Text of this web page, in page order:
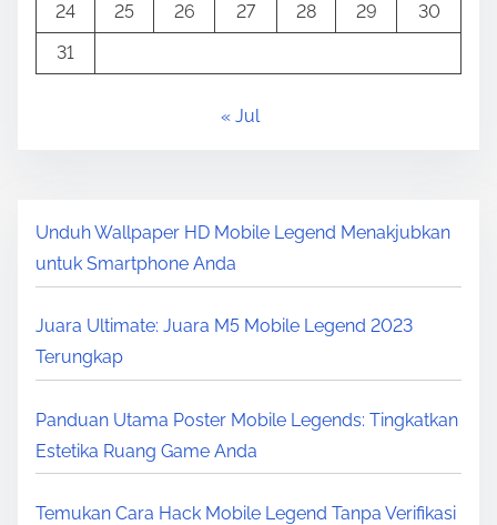
24
25 26 27 28 29
30
31
« Jul
Unduh Wallpaper HD Mobile Legend Menakjubkan
untuk Smartphone Anda
Juara Ultimate: Juara M5 Mobile Legend 2023
Terungkap
Panduan Utama Poster Mobile Legends: Tingkatkan
Estetika Ruang Game Anda
Temukan Cara Hack Mobile Legend Tanpa Verifikasi